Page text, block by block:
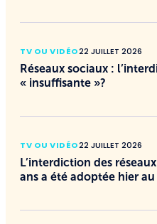
TV OU VIDÉO22 JUILLET 2026
Réseaux sociaux :
« insuffisante »?
TV OU VIDÉO22 JUILLET 2026
L’interdiction des
ans a été adoptée hier